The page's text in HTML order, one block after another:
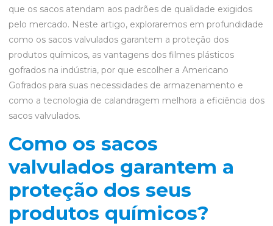
que os sacos atendam aos padrões de qualidade exigidos
pelo mercado. Neste artigo, exploraremos em profundidade
como os sacos valvulados garantem a proteção dos
produtos químicos, as vantagens dos filmes plásticos
gofrados na indústria, por que escolher a Americano
Gofrados para suas necessidades de armazenamento e
como a tecnologia de calandragem melhora a eficiência dos
sacos valvulados.
Como os sacos
valvulados garantem a
proteção dos seus
produtos químicos?